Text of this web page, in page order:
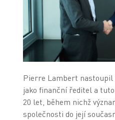
Pierre Lambert nastoupil
jako finanční ředitel a
20 let, během nichž
společnosti do její